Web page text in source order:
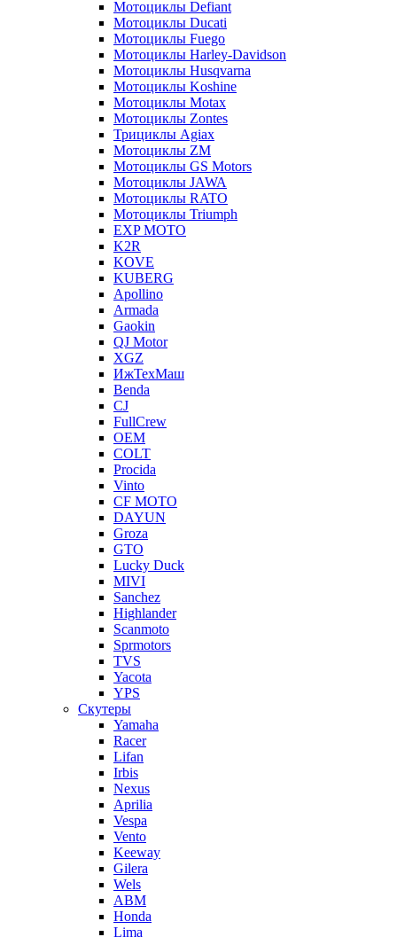
Мотоциклы Defiant
Мотоциклы Ducati
Мотоциклы Fuego
Мотоциклы Harley-Davidson
Мотоциклы Husqvarna
Мотоциклы Koshine
Мотоциклы Motax
Мотоциклы Zontes
Трициклы Agiax
Мотоциклы ZM
Мотоциклы GS Motors
Мотоциклы JAWA
Мотоциклы RATO
Мотоциклы Triumph
EXP MOTO
K2R
KOVE
KUBERG
Apollino
Armada
Gaokin
QJ Motor
XGZ
ИжТехМаш
Benda
CJ
FullCrew
OEM
COLT
Procida
Vinto
CF MOTO
DAYUN
Groza
GTO
Lucky Duck
MIVI
Sanchez
Highlander
Scanmoto
Sprmotors
TVS
Yacota
YPS
Скутеры
Yamaha
Racer
Lifan
Irbis
Nexus
Aprilia
Vespa
Vento
Keeway
Gilera
Wels
ABM
Honda
Lima